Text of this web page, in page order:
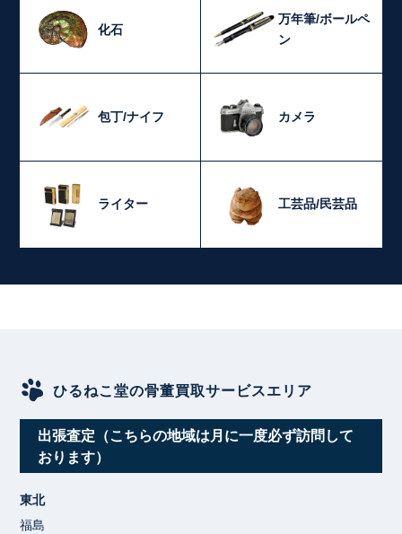
化石
万年筆/ボールペ
ン
包丁/ナイフ カメラ
ライター 工芸品/民芸品
ひるねこ堂の骨董買取サービスエリア
出張査定（こちらの地域は月に一度必ず訪問して
おります）
東北
福島